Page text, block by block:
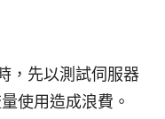
，先以測試伺服器
使用造成浪費。